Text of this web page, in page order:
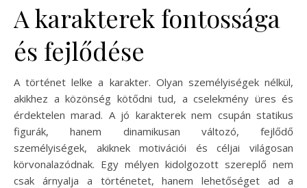
A karakterek fontossága
és fejlődése
A történet lelke a karakter. Olyan személyiségek nélkül,
akikhez a közönség kötődni tud, a cselekmény üres és
érdektelen marad. A jó karakterek nem csupán statikus
figurák, hanem dinamikusan változó, fejlődő
személyiségek, akiknek motivációi és céljai világosan
körvonalazódnak. Egy mélyen kidolgozott szereplő nem
csak árnyalja a történetet, hanem lehetőséget ad a